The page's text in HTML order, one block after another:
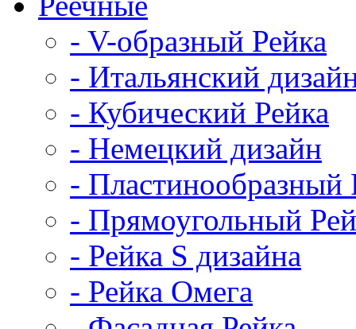
- V-образный Рейка
- Итальянский
- Кубический Рейка
- Немецкий дизайн
- Пластинообразный
- Прямоугольный
- Рейка S дизайна
- Рейка Омега